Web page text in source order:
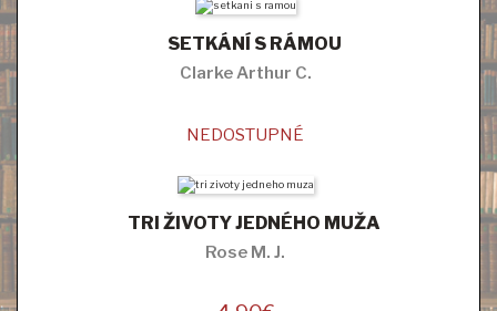
SETKÁNÍ S RÁMOU
Clarke Arthur C.
NEDOSTUPNÉ
TRI ŽIVOTY JEDNÉHO MUŽA
Rose M. J.